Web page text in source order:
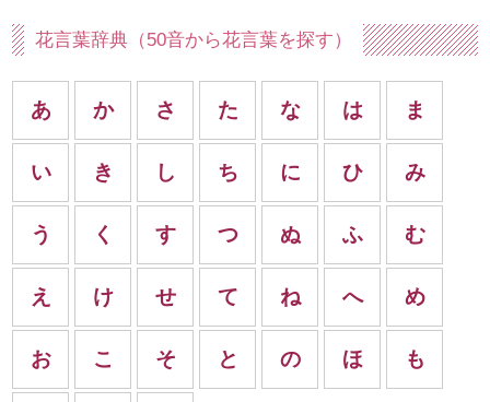
花言葉辞典（50音から花言葉を探す）
あ
い
う
え
お
か
き
く
け
こ
さ
し
す
せ
そ
た
ち
つ
て
と
な
に
ぬ
ね
の
は
ひ
ふ
へ
ほ
ま
み
む
め
も